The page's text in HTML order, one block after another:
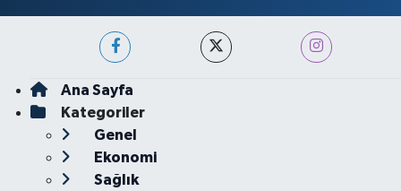
Ana Sayfa
Kategoriler
Genel
Ekonomi
Sağlık